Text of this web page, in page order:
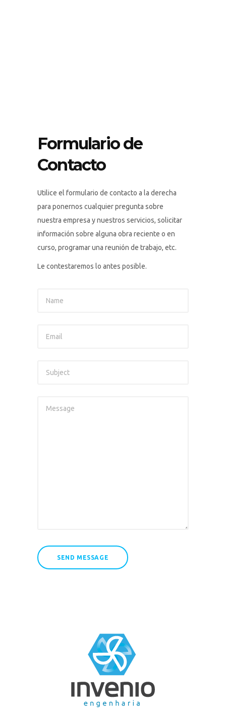
Formulario de
Contacto
Utilice el formulario de contacto a la derecha
para ponernos cualquier pregunta sobre
nuestra empresa y nuestros servicios, solicitar
información sobre alguna obra reciente o en
curso, programar una reunión de trabajo, etc.
Le contestaremos lo antes posible.